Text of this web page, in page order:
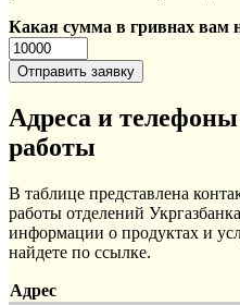
Какая сумма в гривнах вам
Адреса и
работы
В таблице представлена
работы отделений
информации о продуктах и
найдете по ссылке.
Адрес